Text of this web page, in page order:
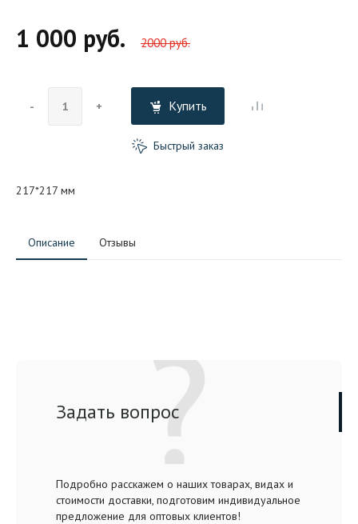
1 000 руб. 2000 руб.
- + Купить
Быстрый заказ
217*217 мм
Описание Отзывы
Задать вопрос
Подробно расскажем о наших товарах, видах и
стоимости доставки, подготовим индивидуальное
предложение для оптовых клиентов!